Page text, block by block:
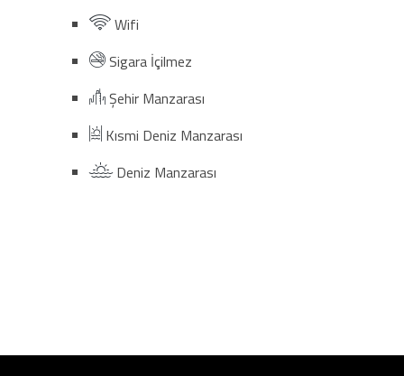
Wifi
Sigara İçilmez
Şehir Manzarası
Kısmi Deniz Manzarası
Deniz Manzarası